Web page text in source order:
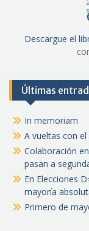
Descargue el
Últimas
In memoriam
A vueltas con
Colaboración
pasan a
En Elecciones
mayoría
Primero de